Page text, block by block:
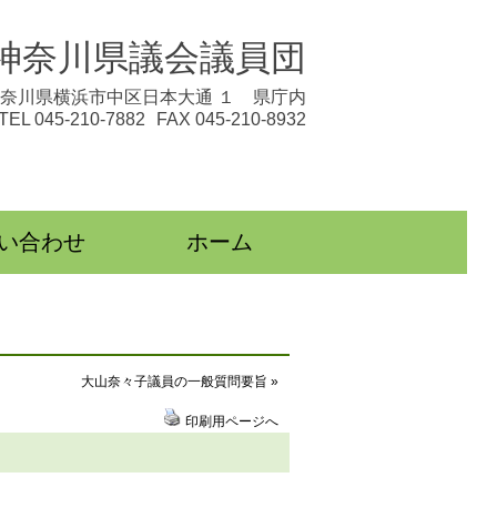
奈川県議会議員団
川県横浜市中区日本大通 １ 県庁内
045-210-7882
FAX 045-210-8932
合わせ ホーム
大山奈々子議員の一般質問要旨 »
印刷用ページへ